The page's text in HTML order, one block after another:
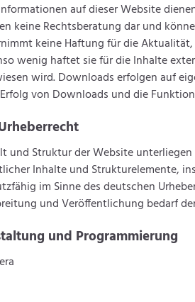
auf dieser Website
keine Rechtsberatung dar und
keine Haftung für die
wenig haftet sie für die Inhalte
wird. Downloads erfolgen auf
von Downloads und die
und Struktur der Website
Inhalte und Strukturelemente,
im Sinne des deutschen
und Veröffentlichung bedarf
und Programmierung